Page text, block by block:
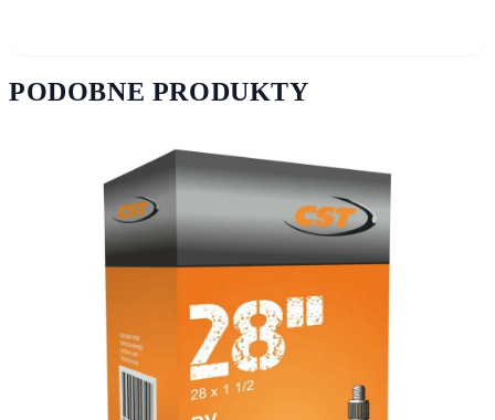
PODOBNE PRODUKTY